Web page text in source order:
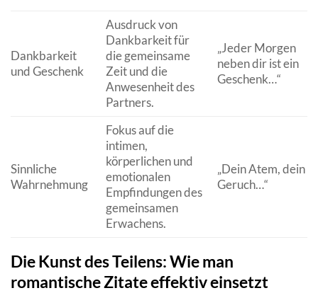
Dankbarkeit
und Geschenk
Ausdruck von
Dankbarkeit für
die gemeinsame
Zeit und die
Anwesenheit des
Partners.
„Jeder Morgen
neben dir ist ein
Geschenk…“
Sinnliche
Wahrnehmung
Fokus auf die
intimen,
körperlichen und
emotionalen
Empfindungen des
gemeinsamen
Erwachens.
„Dein Atem, dein
Geruch…“
Die Kunst des Teilens: Wie man
romantische Zitate effektiv einsetzt